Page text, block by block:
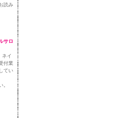
読み
サロ
ネイ
付業
てい
。